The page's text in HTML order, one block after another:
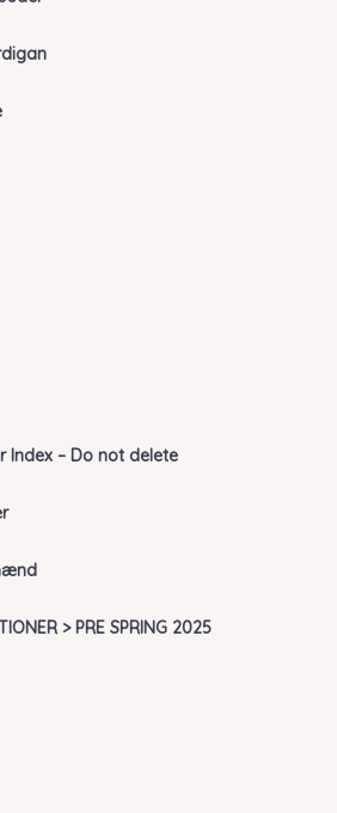
Index – Do not delete
> PRE SPRING 2025